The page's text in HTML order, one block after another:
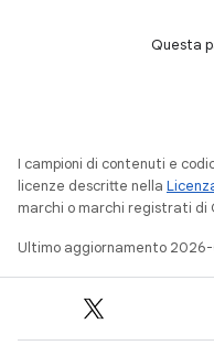
Questa
I campioni di contenuti e
licenze descritte nella
marchi o marchi registrati di
Ultimo aggiornamento